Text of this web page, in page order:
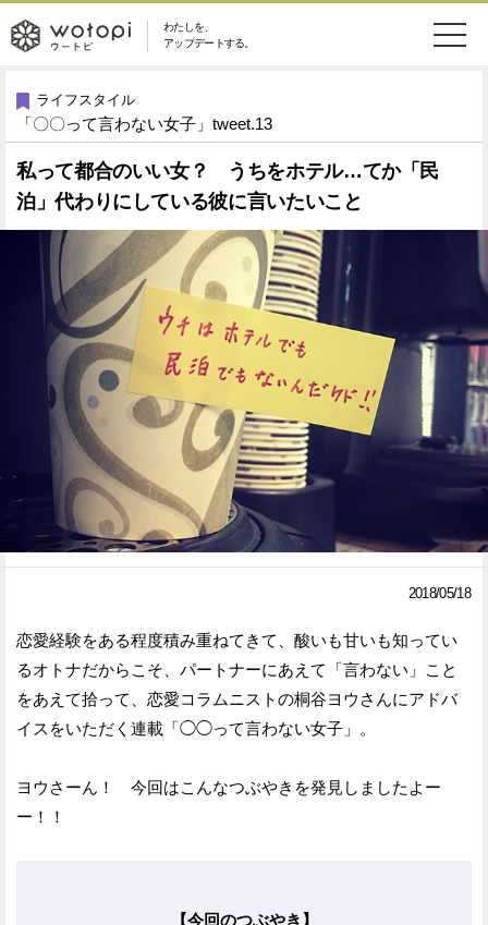
わたしを、
アップデートする。
wotopi
-
ウ
ー
ト
ピ
メ
ュ
ー
恋愛・結婚
美容・コスメ 妊娠・出産
健康 ワークスタイル
ライフスタイル ファッション
ソーシャル
アイテム
検
ウートピとは？
Facebook
ェ
ア
す
Twitter
ェ
ア
ライフスタイル
「〇〇って言わない女子」tweet.13
私って都合のいい女？ うちをホテル…てか「民
泊」代わりにしている彼に言いたいこと
2018/05/18
恋愛経験をある程度積み重ねてきて、酸いも甘いも知ってい
るオトナだからこそ、パートナーにあえて「言わない」こと
をあえて拾って、恋愛コラムニストの桐谷ヨウさんにアドバ
イスをいただく連載「◯◯って言わない女子」。
ヨウさーん！ 今回はこんなつぶやきを発見しましたよー
ー！！
【今回のつぶやき】